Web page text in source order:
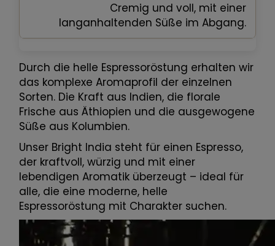
Cremig und voll, mit einer
langanhaltenden Süße im Abgang.
Durch die helle Espressoröstung erhalten wir
das komplexe Aromaprofil der einzelnen
Sorten. Die Kraft aus Indien, die florale
Frische aus Äthiopien und die ausgewogene
Süße aus Kolumbien.
Unser Bright India steht für einen Espresso,
der kraftvoll, würzig und mit einer
lebendigen Aromatik überzeugt – ideal für
alle, die eine moderne, helle
Espressoröstung mit Charakter suchen.